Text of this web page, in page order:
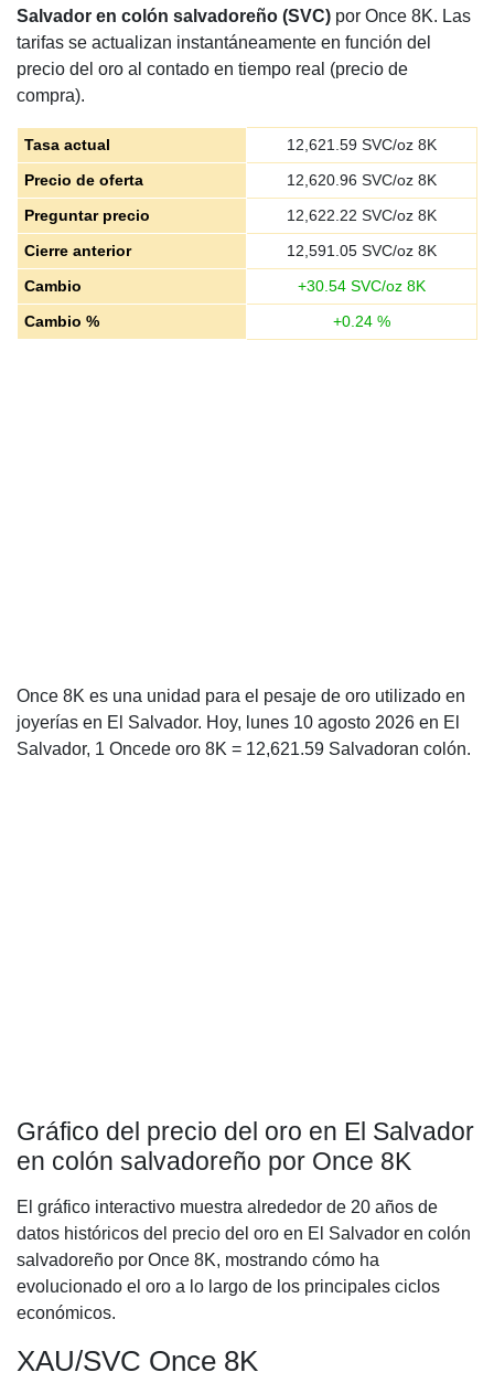
Salvador en colón salvadoreño (SVC) por Once 8K. Las
tarifas se actualizan instantáneamente en función del
precio del oro al contado en tiempo real (precio de
compra).
Tasa actual 12,621.59 SVC/oz 8K
Precio de oferta
12,620.96 SVC/oz 8K
Preguntar precio
12,622.22 SVC/oz 8K
Cierre anterior
12,591.05 SVC/oz 8K
Cambio
+30.54 SVC/oz 8K
Cambio %
+0.24 %
Once 8K es una unidad para el pesaje de oro utilizado en
joyerías en El Salvador. Hoy, lunes 10 agosto 2026 en El
Salvador, 1 Oncede oro 8K = 12,621.59 Salvadoran colón.
Gráfico del precio del oro en El Salvador
en colón salvadoreño por Once 8K
El gráfico interactivo muestra alrededor de 20 años de
datos históricos del precio del oro en El Salvador en colón
salvadoreño por Once 8K, mostrando cómo ha
evolucionado el oro a lo largo de los principales ciclos
económicos.
XAU/SVC Once 8K